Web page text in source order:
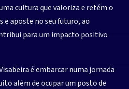
cultura que valoriza e retém o
e aposte no seu futuro, ao
para um impacto positivo
é embarcar numa jornada
além de ocupar um posto de